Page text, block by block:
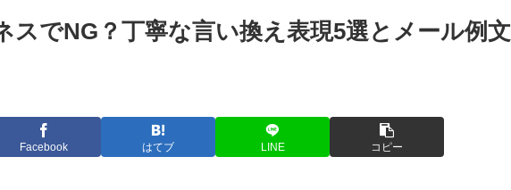
スでNG？丁寧な言い換え表現5選とメール例文
Facebook はてブ LINE コピー